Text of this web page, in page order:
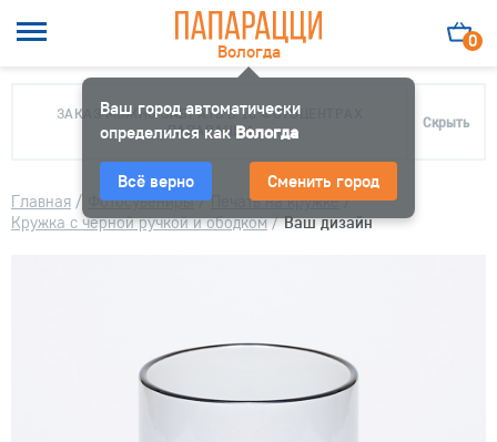
Вологда
Ваш город автоматически
определился как Вологда
Всё верно Сменить город
0
ЗАКАЗ МОЖНО ЗАБРАТЬ В 10 ФОТОЦЕНТРАХ
ПАПАРАЦЦИ
Скрыть
Главная / Фотосувениры/ Печать на кружке/
Кружка с черной ручкой и ободком/ Ваш дизайн